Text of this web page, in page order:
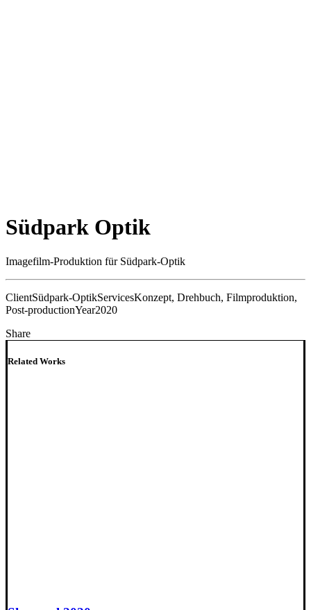
Südpark Optik
Imagefilm-Produktion für Südpark-Optik
ClientSüdpark-OptikServicesKonzept, Drehbuch, Filmproduktion,
Post-productionYear2020
Share
Related Works